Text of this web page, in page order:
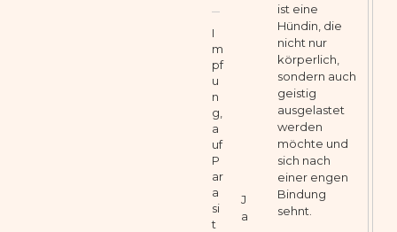
ist eine
Hündin, die
nicht nur
körperlich,
sondern auch
geistig
ausgelastet
werden
möchte und
sich nach
einer engen
Bindung
sehnt.
I
m
pf
u
n
g,
a
uf
P
ar
a
si
t
J
a